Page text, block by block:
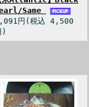
Same
円(税込 4,500
)